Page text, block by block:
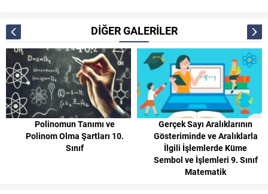
DİĞER GALERİLER
Polinomun Tanımı ve
Polinom Olma Şartları 10.
Sınıf
Gerçek Sayı Aralıklarının
Gösteriminde ve Aralıklarla
İlgili İşlemlerde Küme
Sembol ve İşlemleri 9. Sınıf
Matematik